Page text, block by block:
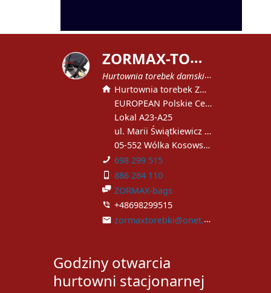
Z
ORMAX-TOREBKI
Hurtownia torebek damskich
Hurtownia torebek ZORMAX
EUROPEAN Polskie Centrum Handlowe
Lokal A23-A25
ul. Marii Świątkiewicz 51
05-552 Wólka Kosowska
698 299 515
886 284 110
ZORMAX-bags
+48698299515
zormaxtorebki@onet.pl
Godziny otwarcia
hurtowni stacjonarnej